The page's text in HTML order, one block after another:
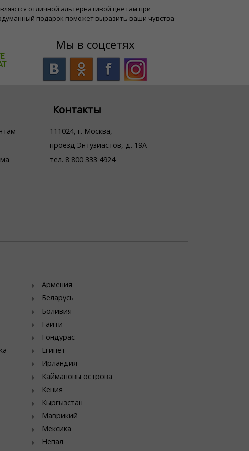
отличной альтернативой цветам при
подарок поможет выразить ваши чувства
Мы в соцсетях
Контакты
111024, г. Москва,
проезд Энтузиастов, д. 19А
тел. 8 800 333 4924
Армения
Беларусь
Боливия
Гаити
Гондурас
Египет
Ирландия
Каймановы острова
Кения
Кыргызстан
Маврикий
Мексика
Непал